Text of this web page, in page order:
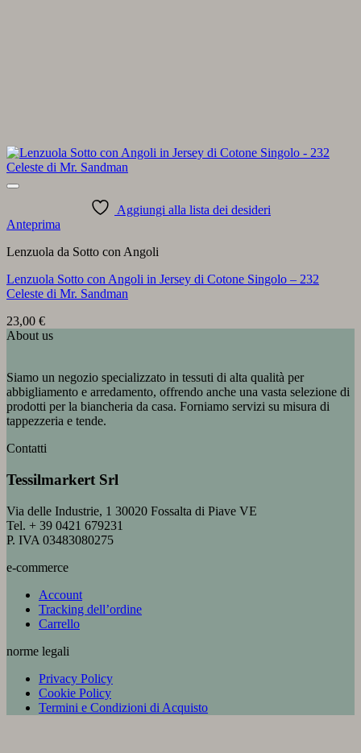
Aggiungi alla lista dei desideri
Anteprima
Lenzuola da Sotto con Angoli
Lenzuola Sotto con Angoli in Jersey di Cotone Singolo – 232
Celeste di Mr. Sandman
23,00 €
About us
Siamo un negozio specializzato in tessuti di alta qualità per
abbigliamento e arredamento, offrendo anche una vasta selezione di
prodotti per la biancheria da casa. Forniamo servizi su misura di
tappezzeria e tende.
Contatti
Tessilmarkert Srl
Via delle Industrie, 1 30020 Fossalta di Piave VE
Tel. + 39 0421 679231
P. IVA 03483080275
e-commerce
Account
Tracking dell’ordine
Carrello
norme legali
Privacy Policy
Cookie Policy
Termini e Condizioni di Acquisto